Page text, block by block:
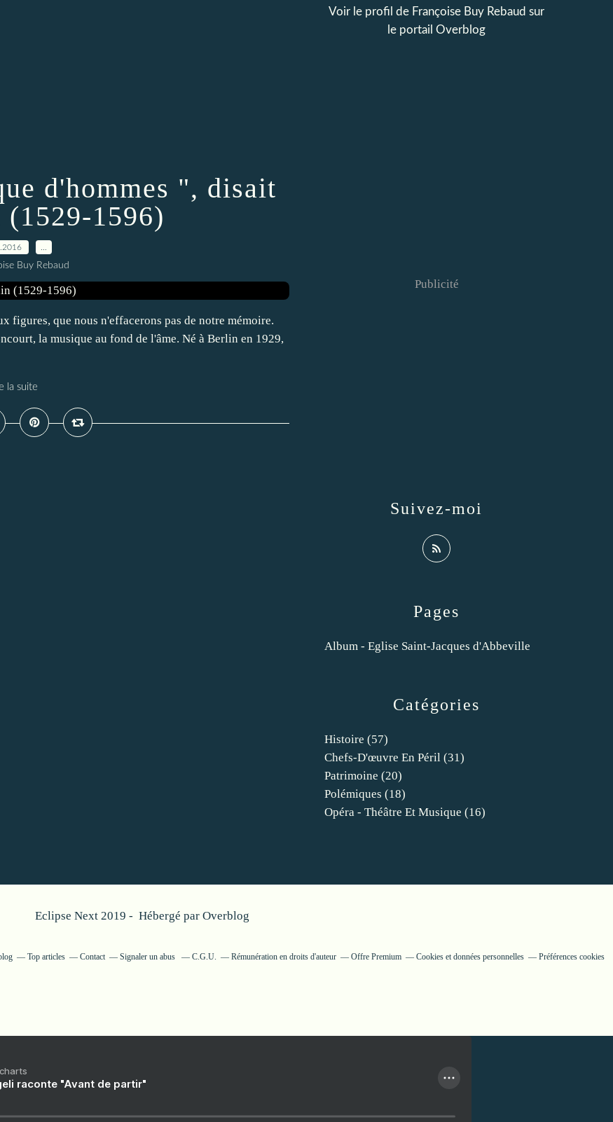
d'hommes ", disait
(1529-1596)
Buy Rebaud
figures, que nous n'effacerons pas de notre mémoire.
la musique au fond de l'âme. Né à Berlin en 1929,
la suite
Catégories
Histoire (57)
Chefs-D'œuvre En Péril (31)
Patrimoine (20)
Polémiques (18)
Opéra - Théâtre Et Musique (16)
Pages
Album - Eglise Saint-Jacques d'Abbeville
Voir le profil de Françoise Buy Rebaud sur
le portail Overblog
Suivez-moi
Publicité
Eclipse Next 2019 - Hébergé par Overblog
Top articles Contact Signaler un abus C.G.U. Rémunération en droits d'auteur Offre Premium Cookies et données personnelles Préférences cookies
raconte "Avant de partir"